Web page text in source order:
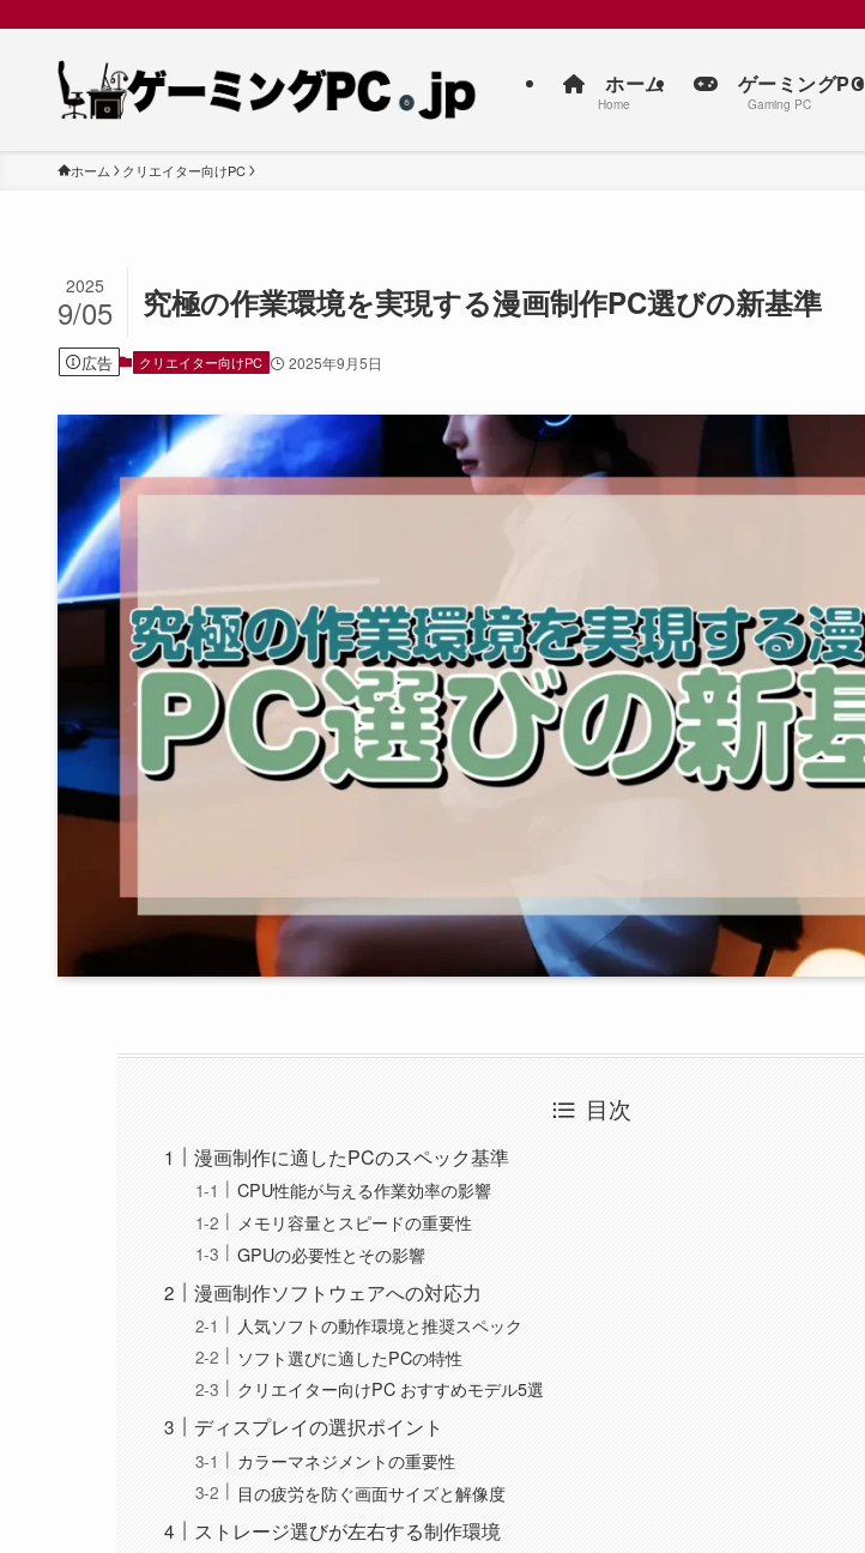
ホーム
Home
ゲーミングPC
Gaming PC
ホーム クリエイター向けPC
究極の作業環境を実現する漫画制作PC選びの新基準
2025
9/05
広告 クリエイター向けPC 2025年9月5日
目次
漫画制作に適したPCのスペック基準
CPU性能が与える作業効率の影響
メモリ容量とスピードの重要性
GPUの必要性とその影響
漫画制作ソフトウェアへの対応力
人気ソフトの動作環境と推奨スペック
ソフト選びに適したPCの特性
クリエイター向けPC おすすめモデル5選
ディスプレイの選択ポイント
カラーマネジメントの重要性
目の疲労を防ぐ画面サイズと解像度
ストレージ選びが左右する制作環境